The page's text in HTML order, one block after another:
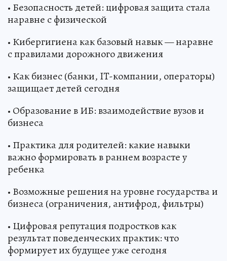
• Безопасность детей: цифровая защита стала
наравне с физической
• Кибергигиена как базовый навык — наравне
с правилами дорожного движения
• Как бизнес (банки, IT-компании, операторы)
защищает детей сегодня
• Образование в ИБ: взаимодействие вузов и
бизнеса
• Практика для родителей: какие навыки
важно формировать в раннем возрасте у
ребенка
• Возможные решения на уровне государства и
бизнеса (ограничения, антифрод, фильтры)
• Цифровая репутация подростков как
результат поведенческих практик: что
формирует их будущее уже сегодня